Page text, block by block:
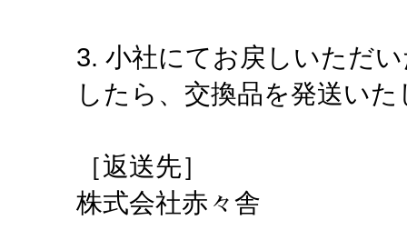
3. 小社にてお戻しいただ
したら、交換品を発送い
［返送先］
株式会社赤々舎